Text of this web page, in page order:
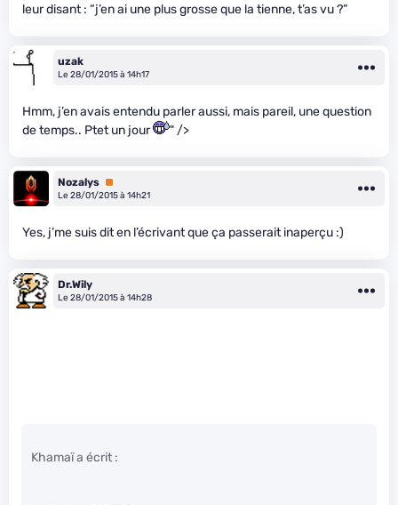
leur disant : “j’en ai une plus grosse que la tienne, t’as vu ?”
uzak
Le 28/01/2015 à 14h17
Hmm, j’en avais entendu parler aussi, mais pareil, une question
de temps.. Ptet un jour
" />
Nozalys Premium
Le 28/01/2015 à 14h21
Yes, j’me suis dit en l’écrivant que ça passerait inaperçu :)
Dr.Wily
Le 28/01/2015 à 14h28
Khamaï a écrit :